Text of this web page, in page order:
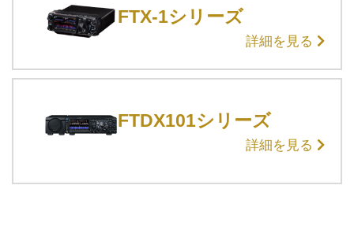
FTX-1シリーズ
詳細を見る
FTDX101シリーズ
詳細を見る